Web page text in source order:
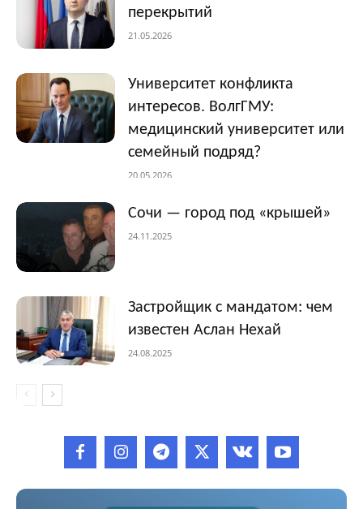
перекрытий
21.05.2026
Университет конфликта
интересов. ВолгГМУ:
медицинский университет или
семейный подряд?
20.05.2026
Сочи — город под «крышей»
24.11.2025
Застройщик с мандатом: чем
известен Аслан Нехай
24.08.2025